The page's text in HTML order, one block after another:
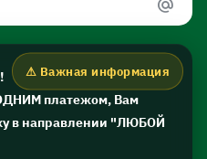
платежом, Вам
в направлении "ЛЮБОЙ